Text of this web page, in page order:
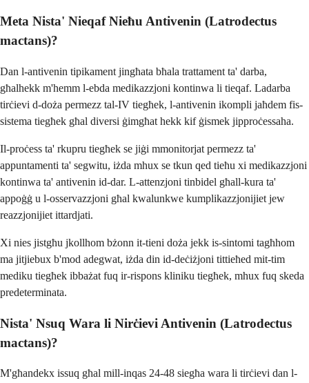
Meta Nista' Nieqaf Nieħu Antivenin (Latrodectus
mactans)?
Dan l-antivenin tipikament jingħata bħala trattament ta' darba,
għalhekk m'hemm l-ebda medikazzjoni kontinwa li tieqaf. Ladarba
tirċievi d-doża permezz tal-IV tiegħek, l-antivenin ikompli jaħdem fis-
sistema tiegħek għal diversi ġimgħat hekk kif ġismek jipproċessaha.
Il-proċess ta' rkupru tiegħek se jiġi mmonitorjat permezz ta'
appuntamenti ta' segwitu, iżda mhux se tkun qed tieħu xi medikazzjoni
kontinwa ta' antivenin id-dar. L-attenzjoni tinbidel għall-kura ta'
appoġġ u l-osservazzjoni għal kwalunkwe kumplikazzjonijiet jew
reazzjonijiet ittardjati.
Xi nies jistgħu jkollhom bżonn it-tieni doża jekk is-sintomi tagħhom
ma jitjiebux b'mod adegwat, iżda din id-deċiżjoni tittieħed mit-tim
mediku tiegħek ibbażat fuq ir-rispons kliniku tiegħek, mhux fuq skeda
predeterminata.
Nista' Nsuq Wara li Nirċievi Antivenin (Latrodectus
mactans)?
M'għandekx issuq għal mill-inqas 24-48 siegħa wara li tirċievi dan l-